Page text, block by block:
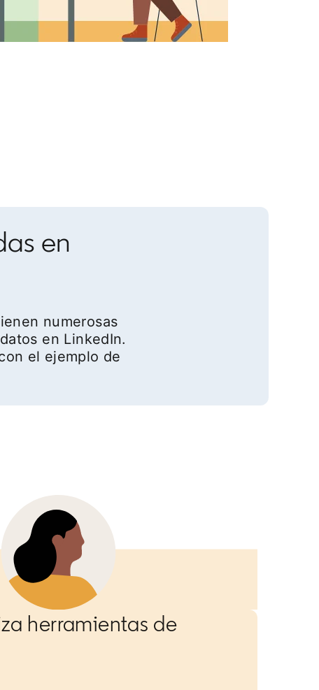
en
numerosas
en LinkedIn.
el ejemplo de
herramientas de